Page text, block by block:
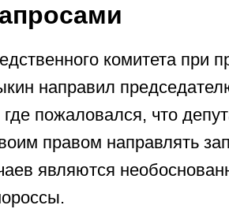
комитета при
направил
пожаловался, что
правом направлять
являются